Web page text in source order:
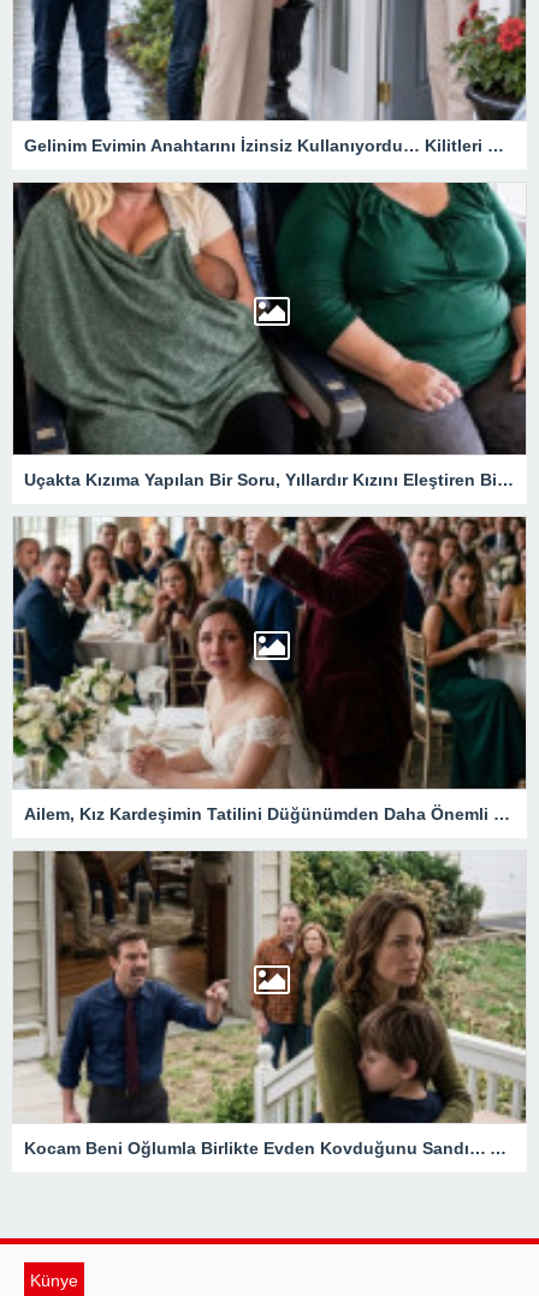
Gelinim Evimin Anahtarını İzinsiz Kullanıyordu… Kilitleri Değiştirdim, Ama Asıl Sürprizi Akşam Oğlum Yaşadı
Uçakta Kızıma Yapılan Bir Soru, Yıllardır Kızını Eleştiren Bir Annenin Hayatını Değiştirdi
Ailem, Kız Kardeşimin Tatilini Düğünümden Daha Önemli Gördü… Ama Eşimin Düğün Konuşması 200 Davetlinin Önünde Herkesi Sessizliğe Gömdü
Kocam Beni Oğlumla Birlikte Evden Kovduğunu Sandı… Ama O Evin Gerçek Sahibinin Ben Olduğunu Kapıda Öğrendi
Künye